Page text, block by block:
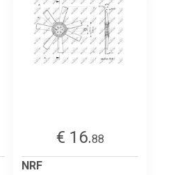
€ 16.88
NRF